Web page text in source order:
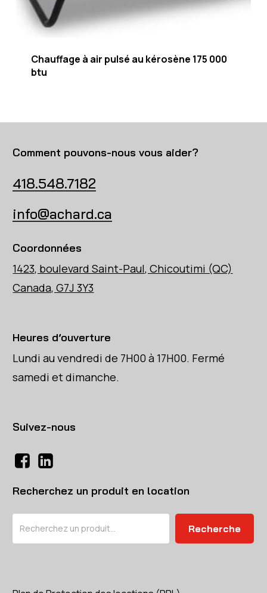
Chauffage à air pulsé au kérosène 175 000
btu
Comment pouvons-nous vous aider?
418.548.7182
info@achard.ca
Coordonnées
1423, boulevard Saint-Paul, Chicoutimi (QC)
Canada, G7J 3Y3
Heures d’ouverture
Lundi au vendredi de 7H00 à 17H00. Fermé
samedi et dimanche.
Suivez-nous
Recherchez un produit en location
Recherche